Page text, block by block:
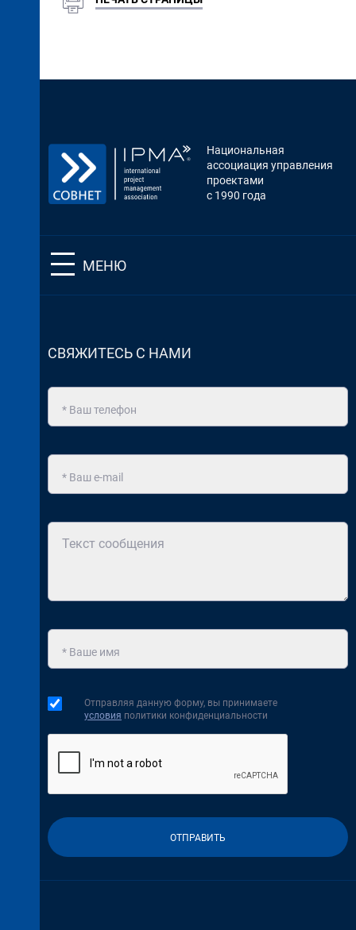
Национальная
ассоциация управления
проектами
с 1990 года
МЕНЮ
СВЯЖИТЕСЬ С НАМИ
Отправляя данную форму, вы принимаете
условия политики конфиденциальности